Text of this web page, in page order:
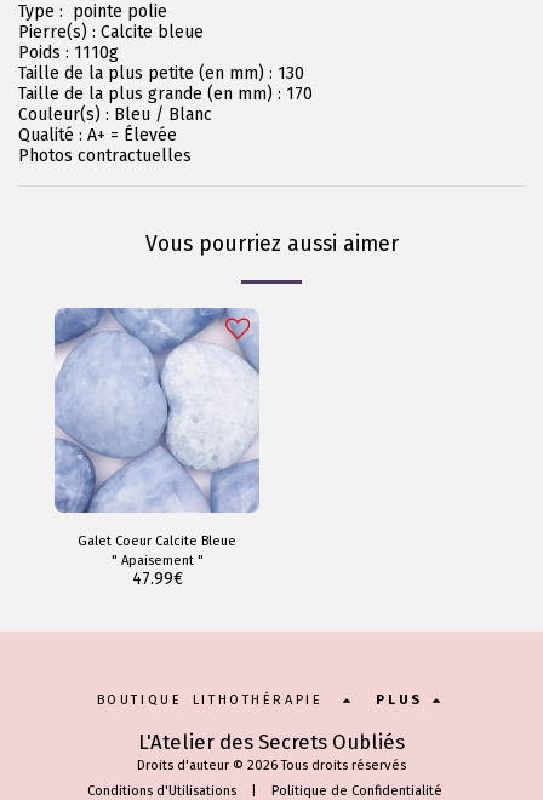
Type : pointe polie
Pierre(s) : Calcite bleue
Poids : 1110g
Taille de la plus petite (en mm) : 130
Taille de la plus grande (en mm) : 170
Couleur(s) : Bleu / Blanc
Qualité : A+ = Élevée
Photos contractuelles
Vous pourriez aussi aimer
Galet Coeur Calcite Bleue
" Apaisement "
47.99€
L'Atelier des Secrets Oubliés
Droits d'auteur © 2026 Tous droits réservés
Conditions d'Utilisations| Politique de Confidentialité
BOUTIQUE LITHOTHÉRAPIE PLUS